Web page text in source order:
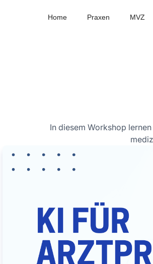
Home Praxen MVZ
In diesem Workshop